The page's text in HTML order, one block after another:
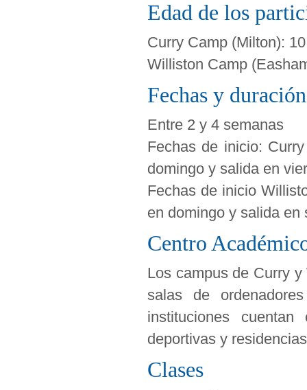
Edad de los
Curry Camp (Milton):
Williston Camp
Fechas y
Entre 2 y 4 semanas
Fechas de inicio:
domingo y salida en
Fechas de inicio
en domingo y salida en
Centro
Los campus de Curry
salas de
instituciones
deportivas y
Clases